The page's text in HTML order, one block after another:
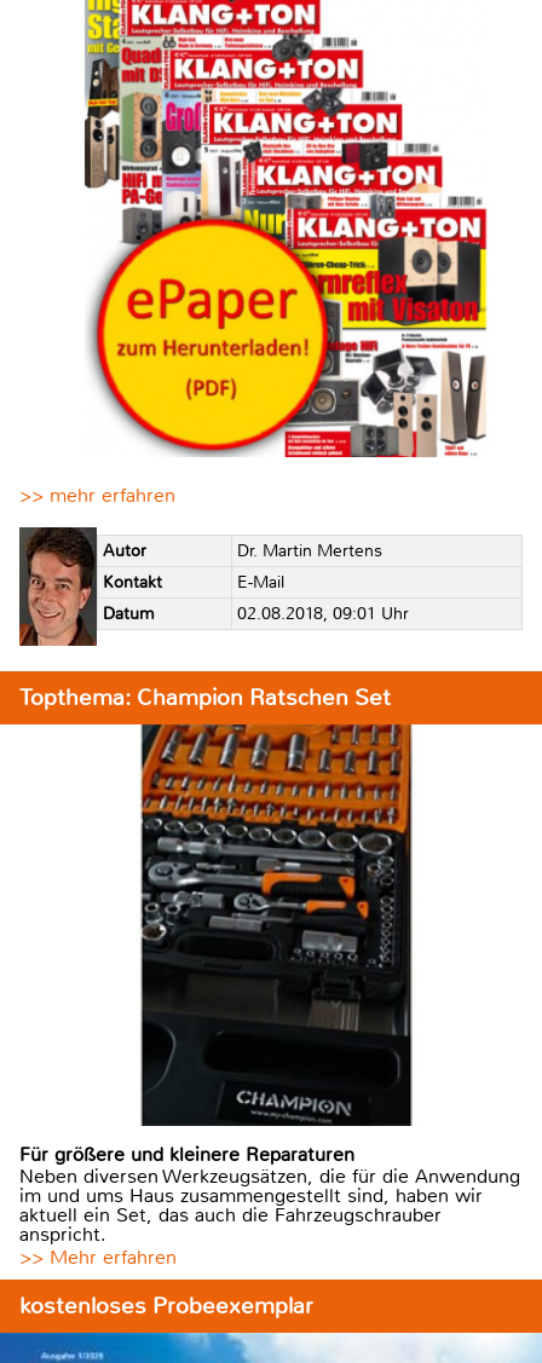
>> mehr erfahren
Autor
Dr. Martin Mertens
Kontakt
E-Mail
Datum
02.08.2018, 09:01 Uhr
Topthema: Champion Ratschen Set
Für größere und kleinere Reparaturen
Neben diversen Werkzeugsätzen, die für die Anwendung
im und ums Haus zusammengestellt sind, haben wir
aktuell ein Set, das auch die Fahrzeugschrauber
anspricht.
>> Mehr erfahren
kostenloses Probeexemplar